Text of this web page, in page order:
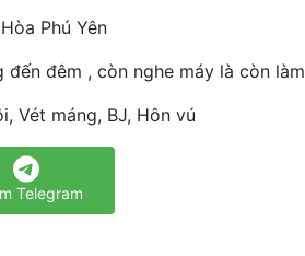
Phú Yên
đến đêm , còn nghe máy là còn làm
Vét máng, BJ, Hôn vú
Telegram